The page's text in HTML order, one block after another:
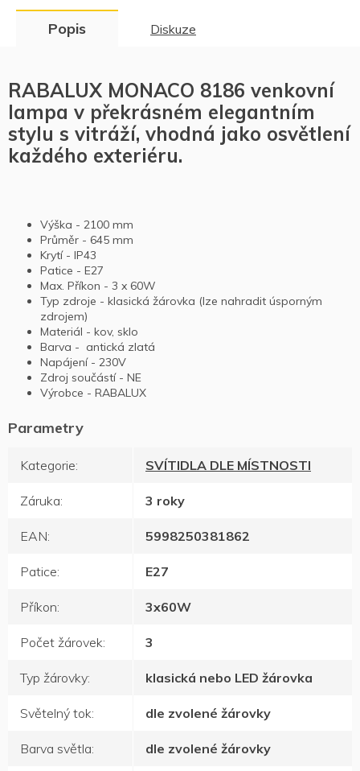
Popis Diskuze
RABALUX MONACO 8186 venkovní
lampa v překrásném elegantním
stylu s vitráží, vhodná jako osvětlení
každého exteriéru.
Výška - 2100 mm
Průměr - 645 mm
Krytí - IP43
Patice - E27
Max. Příkon - 3 x 60W
Typ zdroje - klasická žárovka (lze nahradit úsporným
zdrojem)
Materiál - kov, sklo
Barva - antická zlatá
Napájení - 230V
Zdroj součástí - NE
Výrobce - RABALUX
Kategorie: SVÍTIDLA DLE MÍSTNOSTI
Záruka: 3 roky
EAN: 5998250381862
Patice: E27
Příkon: 3x60W
Počet žárovek: 3
Typ žárovky: klasická nebo LED žárovka
Světelný tok: dle zvolené žárovky
Barva světla: dle zvolené žárovky